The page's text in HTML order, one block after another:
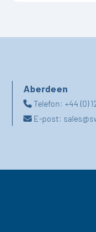
Aberdeen
Telefon: +44 (0)
E-post: